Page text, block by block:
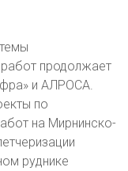
продолжает
и АЛРОСА.
по
на Мирнинско-
руднике